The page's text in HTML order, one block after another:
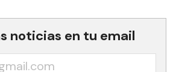
noticias en tu email